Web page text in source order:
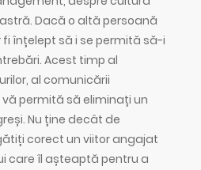
Dacă o altă persoană
înțelept să i se permită să-i
Acest timp al
al comunicării
permită să eliminați un
Nu ține decât de
corect un viitor angajat
care îl așteaptă pentru a